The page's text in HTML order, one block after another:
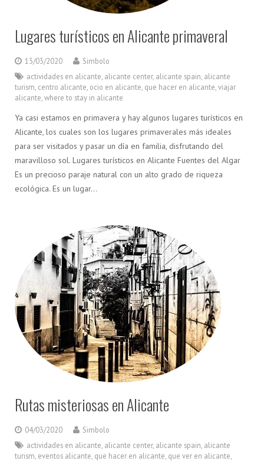
Lugares turísticos en Alicante primaveral
13/03/2020
Simbolo
actividades en alicante alicante center, alicante spain alicante
turism centro alicante ocio en alicante que hacer en alicante viajar
alicante where to stay in alicante
Ya casi estamos en primavera y hay algunos lugares turísticos en
Alicante, los cuales son los lugares primaverales más ideales
para ser visitados y pasar un día en familia, disfrutando del
maravilloso sol. Lugares turísticos en Alicante Fuentes del Algar
Es un precioso paraje natural con un alto grado de riqueza
ecológica. Es un lugar…
Rutas misteriosas en Alicante
04/03/2020
Simbolo
actividades en alicante alicante center, alicante spain alicante
turism eventos alicante que hacer en alicante que ver en alicante